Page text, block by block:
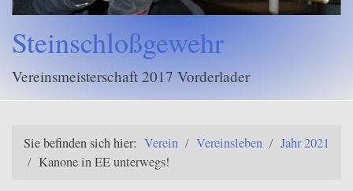
Jahr 2026
Jahr 2025
Jahr 2024
Jahr 2023
Jahr 2022
Jahr 2021
Steinschloßgewehr
Vereinsmeisterschaft 2017 Vorderlader
Sie befinden sich hier: Verein / Vereinsleben / Jahr 2021
/ Kanone in EE unterwegs!